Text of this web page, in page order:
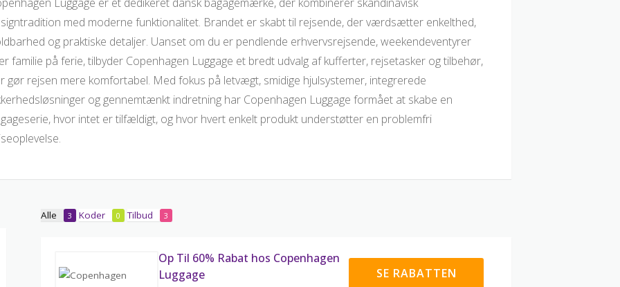
med moderne funktionalitet. Brandet er skabt til rejsende, der værdsætter enkelthed,
og praktiske detaljer. Uanset om du er pendlende erhvervsrejsende, weekendeventyrer
familie på ferie, tilbyder Copenhagen Luggage et bredt udvalg af kufferter, rejsetasker og tilbehør,
gør rejsen mere komfortabel. Med fokus på letvægt, smidige hjulsystemer, integrerede
og gennemtænkt indretning har Copenhagen Luggage formået at skabe en
hvor intet er tilfældigt, og hvor hvert enkelt produkt understøtter en problemfri
Alle 3 Koder 0 Tilbud 3
Op Til 60% Rabat hos Copenhagen
Luggage
SE RABATTEN